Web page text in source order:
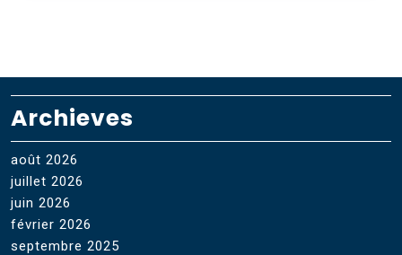
Archieves
août 2026
juillet 2026
juin 2026
février 2026
septembre 2025